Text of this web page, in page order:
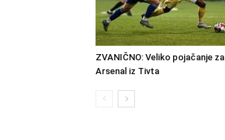
ZVANIČNO: Veliko pojačanje za
Arsenal iz Tivta